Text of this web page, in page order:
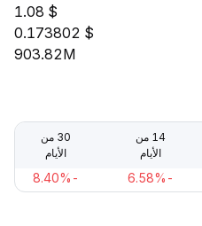
1.08
0.173802
903.82M
14 من
الأيام
30 من
الأيام
-6.58%
-8.40%